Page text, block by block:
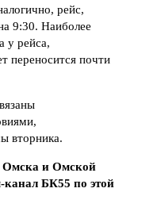
рейс,
9:30. Наиболее
у рейса,
переносится почти
вторника.
Омска и Омской
канал БК55 по этой